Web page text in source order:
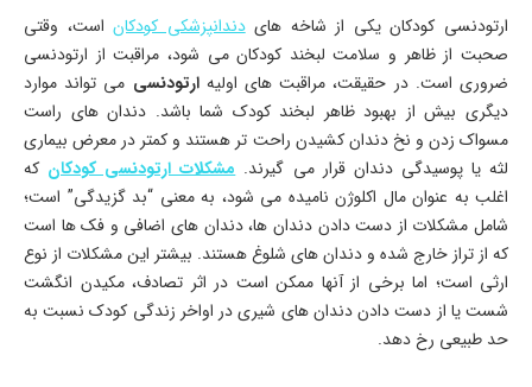
ارتودنسی کودکان یکی از شاخه هایدندانپزشکی کودکاناست، وقتی
صحبت از ظاهر و سلامت لبخند کودکان می شود، مراقبت از ارتودنسی
ضروری است. در حقیقت، مراقبت های اولیهارتودنسی می تواند موارد
دیگری بیش از بهبود ظاهر لبخند کودک شما باشد. دندان های راست
مسواک زدن و نخ دندان کشیدن راحت تر هستند و کمتر در معرض بیماری
لثه یا پوسیدگی دندان قرار می گیرند.مشکلات ارتودنسی کودکان که
اغلب به عنوان مال اکلوژن نامیده می شود، به معنی “بد گزیدگی” است؛
شامل مشکلات از دست دادن دندان ها، دندان های اضافی و فک ها است
که از تراز خارج شده و دندان های شلوغ هستند. بیشتر این مشکلات از نوع
ارثی است؛ اما برخی از آنها ممکن است در اثر تصادف، مکیدن انگشت
شست یا از دست دادن دندان های شیری در اواخر زندگی کودک نسبت به
حد طبیعی رخ دهد.